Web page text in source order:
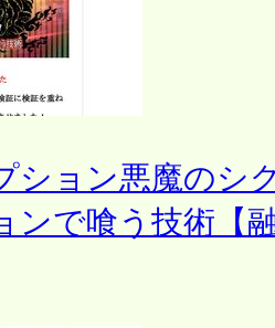
ション悪魔のシ
ンで喰う技術【